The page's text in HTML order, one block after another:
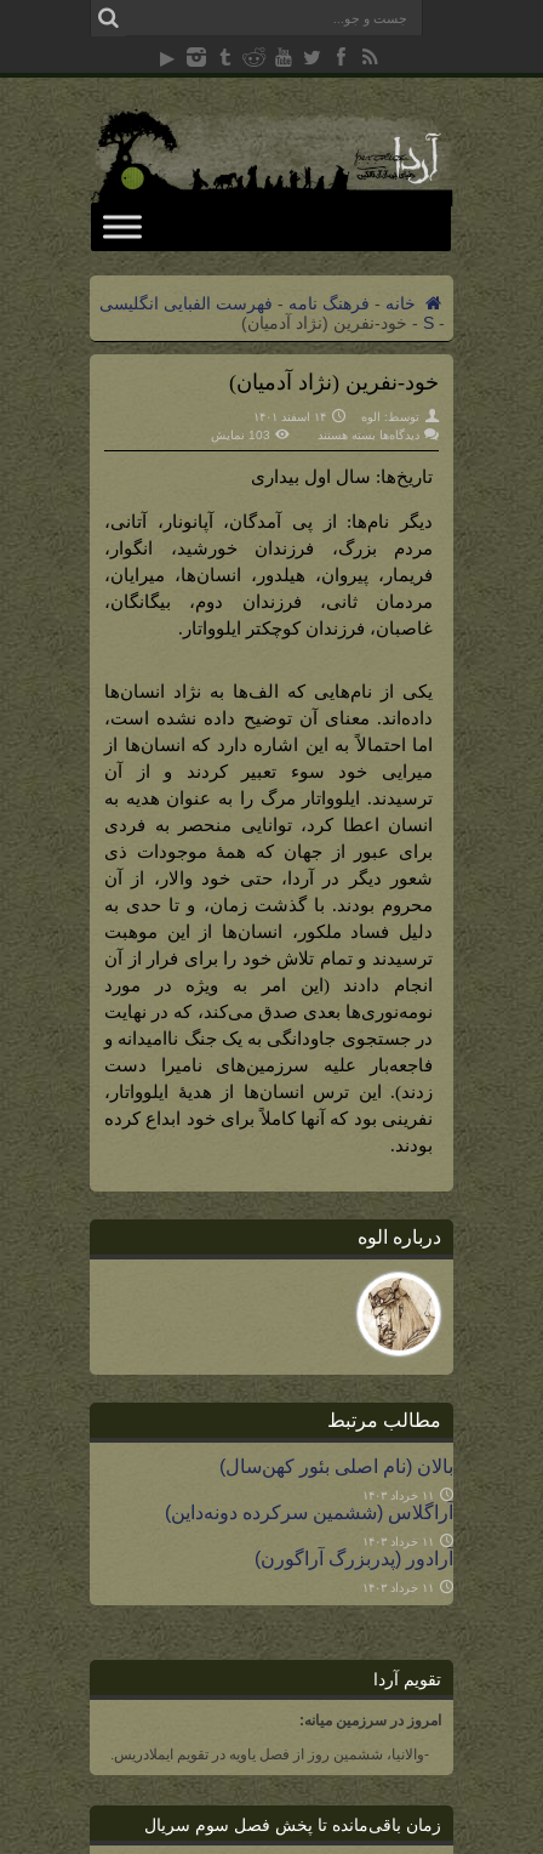
خانه - فرهنگ نامه - فهرست الفبایی انگلیسی
-
S
- خود-نفرین (نژاد آدمیان)
خود-نفرین (نژاد آدمیان)
توسط: الوه
۱۴ اسفند ۱۴۰۱
دیدگاه‌ها برای
(نژاد
آدمیان)
بسته هستند 103 نمایش
تاریخ‌ها: سال اول بیداری
دیگر نام‌ها: از پی آمدگان، آپانونار، آتانی،
مردم بزرگ، فرزندان خورشید، انگوار،
فریمار، پیروان، هیلدور، انسان‌ها، میرایان،
مردمان ثانی، فرزندان دوم، بیگانگان،
غاصبان، فرزندان کوچکتر ایلوواتار.
یکی از نام‌هایی که الف‌ها به نژاد انسان‌ها
داده‌اند. معنای آن توضیح داده نشده است،
اما احتمالاً به این اشاره دارد که انسان‌ها از
میرایی خود سوء تعبیر کردند و از آن
ترسیدند. ایلوواتار مرگ را به عنوان هدیه به
انسان اعطا کرد، توانایی منحصر به فردی
برای عبور از جهان که همۀ موجودات ذی
شعور دیگر در آردا، حتی خود والار، از آن
محروم بودند. با گذشت زمان، و تا حدی به
دلیل فساد ملکور، انسان‌ها از این موهبت
ترسیدند و تمام تلاش خود را برای فرار از آن
انجام دادند (این امر به ویژه در مورد
نومه‌نوری‌ها بعدی صدق می‌کند، که در نهایت
در جستجوی جاودانگی به یک جنگ ناامیدانه و
فاجعه‌بار علیه سرزمین‌های نامیرا دست
زدند). این ترس انسان‌ها از هدیۀ ایلوواتار،
نفرینی بود که آنها کاملاً برای خود ابداع کرده
بودند.
درباره الوه
مطالب مرتبط
بالان (نام اصلی بئور کهن‌سال)
۱۱ خرداد ۱۴۰۳
آراگلاس (ششمین سرکرده دونه‌داین)
۱۱ خرداد ۱۴۰۳
آرادور (پدربزرگ آراگورن)
۱۱ خرداد ۱۴۰۳
تقویم آردا
امروز در سرزمین میانه:
-والانیا، ششمین روز از فصل یاویه در تقویم ایملادریس.
زمان باقی‌مانده تا پخش فصل سوم سریال